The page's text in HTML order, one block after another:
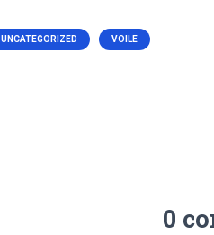
UNCATEGORIZED VOILE
0